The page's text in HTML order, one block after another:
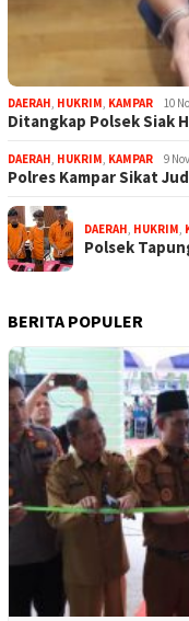
DAERAH, HUKRIM, KAMPAR 10
Ditangkap Polsek Siak
DAERAH, HUKRIM, KAMPAR 9
Polres Kampar Sikat
DAERAH, HUKRIM,
Polsek
BERITA POPULER